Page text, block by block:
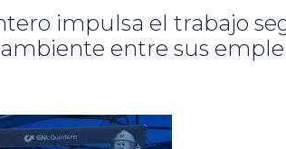
impulsa el trabajo
entre sus